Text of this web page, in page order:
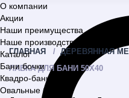
О компании
Акции
Наши преимущества
Наше производство
Каталог
Бани бочки
Квадро-бани
Овальные бани
ГЛАВНАЯ ДЕРЕВЯННАЯ
ЛАВКА ДЛЯ БАНИ 50Х40